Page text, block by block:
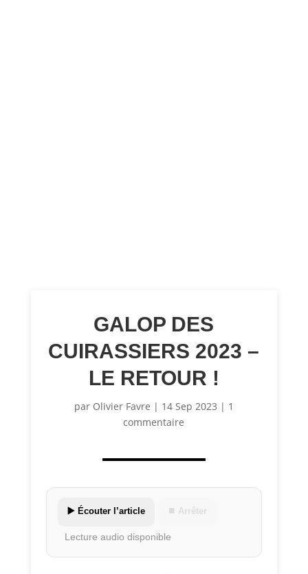
GALOP DES
CUIRASSIERS 2023 –
LE RETOUR !
par Olivier Favre | 14 Sep 2023 | 1
commentaire
▶️ Écouter l’article ⏹ Arrêter
Lecture audio disponible